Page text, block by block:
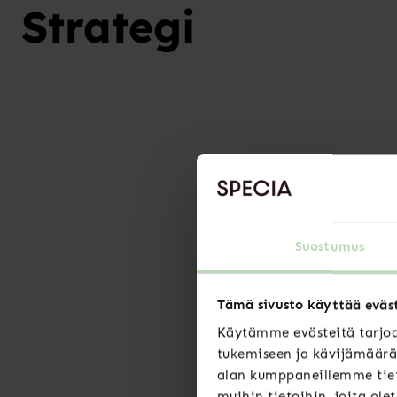
Suostumus
Tämä sivusto käyttää
Käytämme evästeitä
tukemiseen ja
alan kumppaneillemme
Strategi